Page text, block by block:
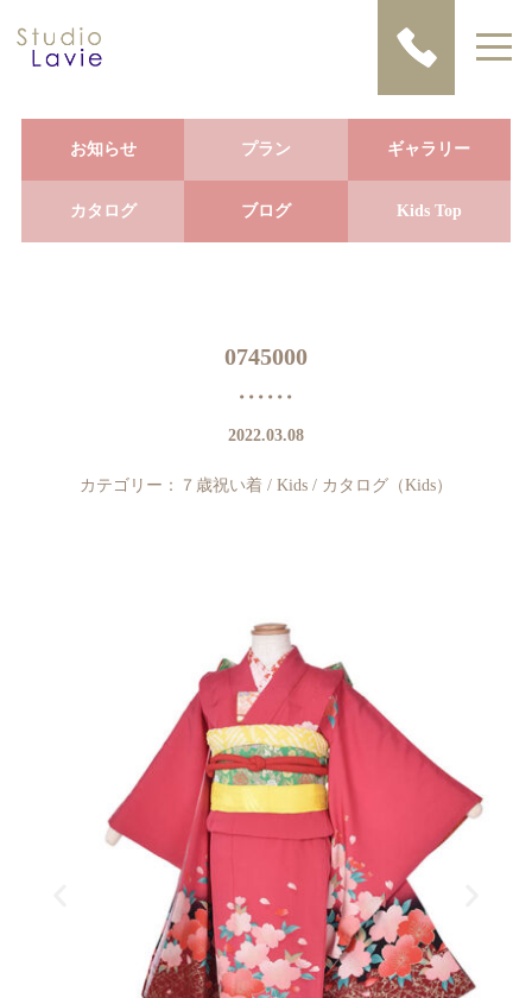
お知らせ プラン ギャラリー
カタログ ブログ Kids Top
0745000
2022.03.08
カテゴリー： ７歳祝い着 / Kids / カタログ（Kids）